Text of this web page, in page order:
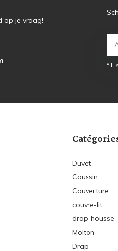
op je vraag!
*
Duvet
Coussin
Couverture
couvre-lit
drap-housse
Molton
Drap